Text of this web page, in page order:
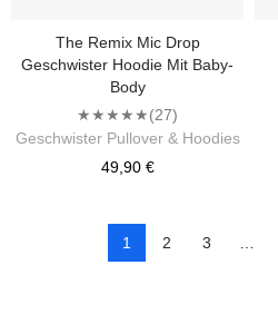
The Remix Mic Drop
Geschwister Hoodie Mit Baby-
Body
★★★★★(27)
Geschwister Pullover & Hoodies
49,90 €
1 2 3 …